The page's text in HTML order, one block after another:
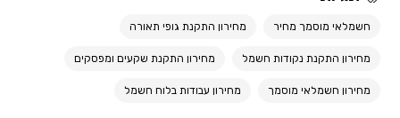
חשמלאי מוסמך מחיר מחירון התקנת גופי תאורה
מחירון התקנת נקודות חשמל מחירון התקנת שקעים ומפסקים
מחירון חשמלאי מוסמך מחירון עבודות בלוח חשמל